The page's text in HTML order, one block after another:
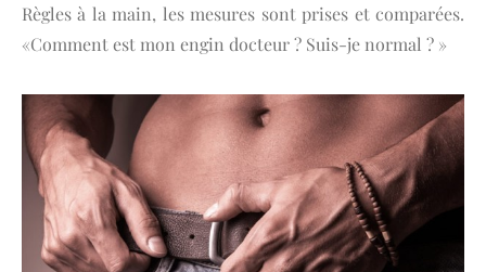
Règles à la main, les mesures sont prises et comparées.
«Comment est mon engin docteur ? Suis-je normal ? »